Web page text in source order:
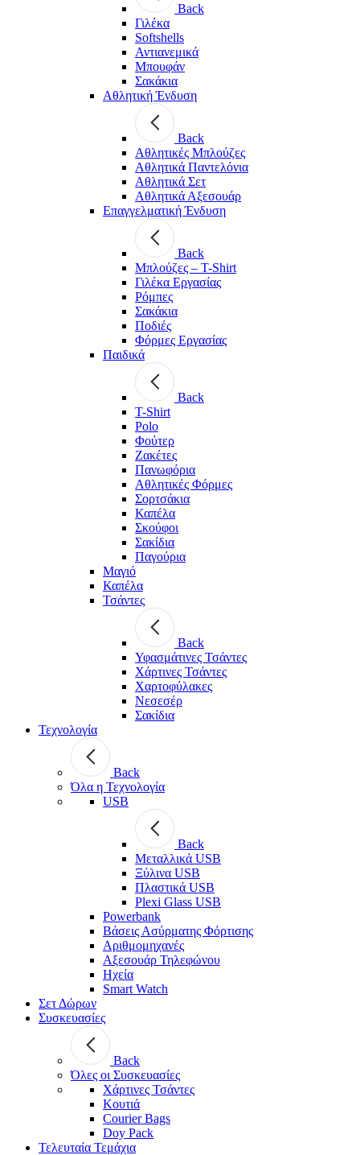
Back
Γιλέκα
Softshells
Αντιανεμικά
Μπουφάν
Σακάκια
Αθλητική Ένδυση
Back
Aθλητικές Μπλούζες
Αθλητικά Παντελόνια
Αθλητικά Σετ
Αθλητικά Αξεσουάρ
Επαγγελματική Ένδυση
Back
Μπλούζες – T-Shirt
Γιλέκα Εργασίας
Ρόμπες
Σακάκια
Ποδιές
Φόρμες Εργασίας
Παιδικά
Back
T-Shirt
Polo
Φούτερ
Ζακέτες
Πανωφόρια
Αθλητικές Φόρμες
Σορτσάκια
Καπέλα
Σκούφοι
Σακίδια
Παγούρια
Μαγιό
Καπέλα
Τσάντες
Back
Υφασμάτινες Τσάντες
Χάρτινες Τσάντες
Χαρτοφύλακες
Νεσεσέρ
Σακίδια
Τεχνολογία
Back
Όλα η Τεχνολογία
USB
Back
Μεταλλικά USB
Ξύλινα USB
Πλαστικά USB
Plexi Glass USB
Powerbank
Βάσεις Ασύρματης Φόρτισης
Αριθμομηχανές
Αξεσουάρ Τηλεφώνου
Ηχεία
Smart Watch
Σετ Δώρων
Συσκευασίες
Back
Όλες οι Συσκευασίες
Χάρτινες Τσάντες
Κουτιά
Courier Bags
Doy Pack
Τελευταία Τεμάχια